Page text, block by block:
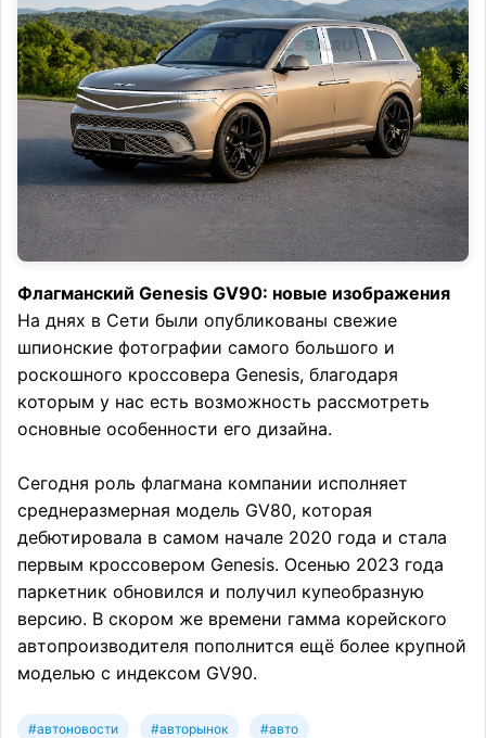
Флагманский Genesis GV90: новые изображения
На днях в Сети были опубликованы свежие
шпионские фотографии самого большого и
роскошного кроссовера Genesis, благодаря
которым у нас есть возможность рассмотреть
основные особенности его дизайна.
Сегодня роль флагмана компании исполняет
среднеразмерная модель GV80, которая
дебютировала в самом начале 2020 года и стала
первым кроссовером Genesis. Осенью 2023 года
паркетник обновился и получил купеобразную
версию. В скором же времени гамма корейского
автопроизводителя пополнится ещё более крупной
моделью с индексом GV90.
#автоновости #авторынок #авто